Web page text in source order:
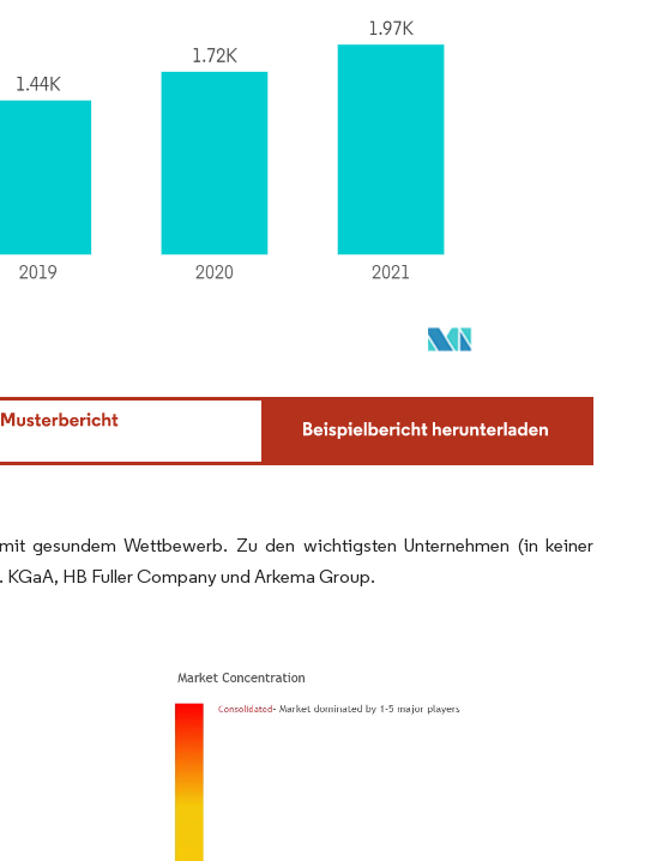
CC BY 4.0.
gesundem Wettbewerb. Zu den wichtigsten Unternehmen (in keiner
HB Fuller Company und Arkema Group.